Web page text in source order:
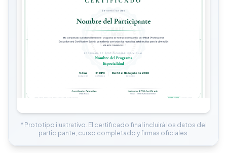
* Prototipo ilustrativo. El certificado final incluirá los datos del
participante, curso completado y firmas oficiales.